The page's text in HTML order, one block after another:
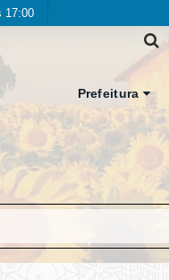
17:00
Prefeitura